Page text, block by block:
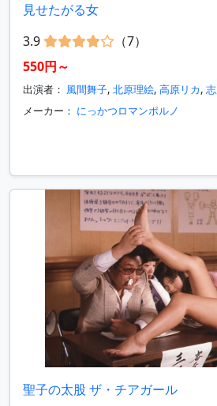
見せたがる女
3.9
（7）
550円～
出演者： 風間舞子, 北原理絵, 高原リカ,
メーカー： にっかつロマンポルノ
聖子の太股 ザ・チアガール